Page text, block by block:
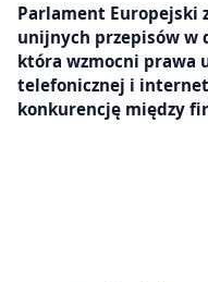
Parlament Europejski
unijnych przepisów w
która wzmocni prawa
telefonicznej i
konkurencję między